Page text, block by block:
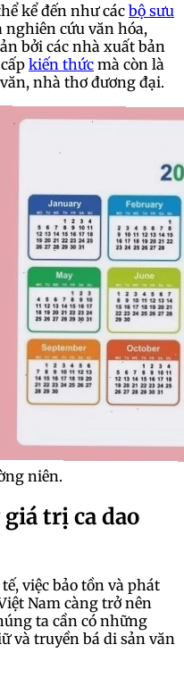
kể đến như các bộ sưu
nghiên cứu văn hóa,
bởi các nhà xuất bản
kiến thức mà còn là
nhà thơ đương đại.
niên.
trị ca dao
việc bảo tồn và phát
Nam càng trở nên
ta cần có những
và truyền bá di sản văn